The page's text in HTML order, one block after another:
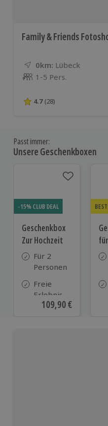
Family & Friends
0km: Entfernung
Standort
Lübeck
Anzahl der Teilnehmer
1-5 Pers.
4.7 von 5 Sternen
4.7 (28)
Passt immer:
Unsere Geschenkboxen
-15% CLUB DEAL
Geschenkbox
Zur Hochzeit
Für 2
Personen
Freie
Erlebnis-
Auswahl
Aktueller Preis
109,90 €